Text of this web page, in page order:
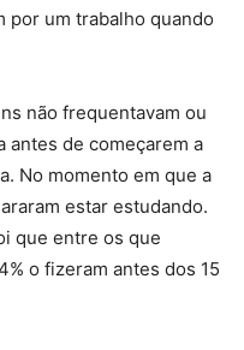
por um trabalho quando
não frequentavam ou
antes de começarem a
No momento em que a
estar estudando.
que entre os que
o fizeram antes dos 15